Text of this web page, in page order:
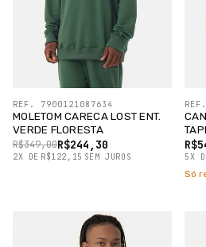
MOLETOM CARECA LOST ENT.
VERDE FLORESTA
R$244,30
R$349,00
2X DE R$122,15 SEM JUROS
REF. 7900121087634
5X
Só